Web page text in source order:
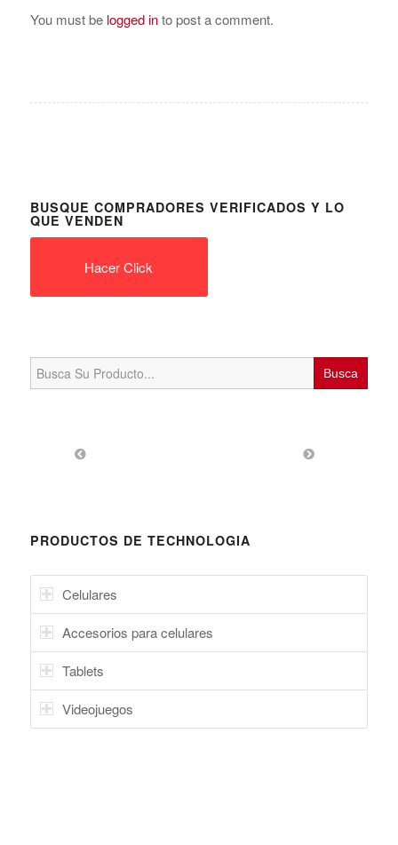
You must be logged into post a comment.
BUSQUE COMPRADORES VERIFICADOS Y LO
QUE VENDEN
Hacer Click
Search
for:
PRODUCTOS DE TECHNOLOGIA
Celulares
Accesorios para celulares
Tablets
Videojuegos